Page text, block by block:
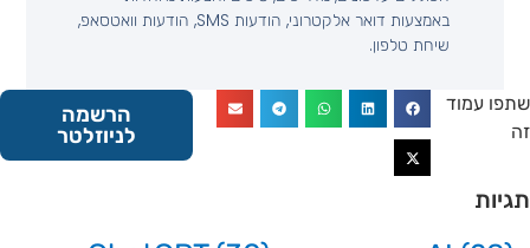
באמצעות דואר אלקטרוני, הודעות SMS, הודעות וואטסאפ,
שיחת טלפון.
עמוד
הרשמה
לניוזלטר